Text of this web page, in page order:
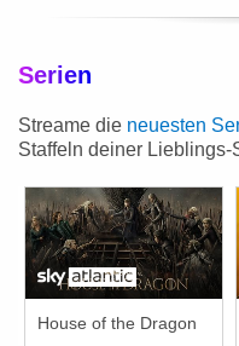
Serien
Streame die neuesten
Staffeln deiner Lieblings-
House of the Dragon